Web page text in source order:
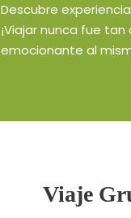
Descubre
¡Viajar nunca fue
emocionante al
Viaje